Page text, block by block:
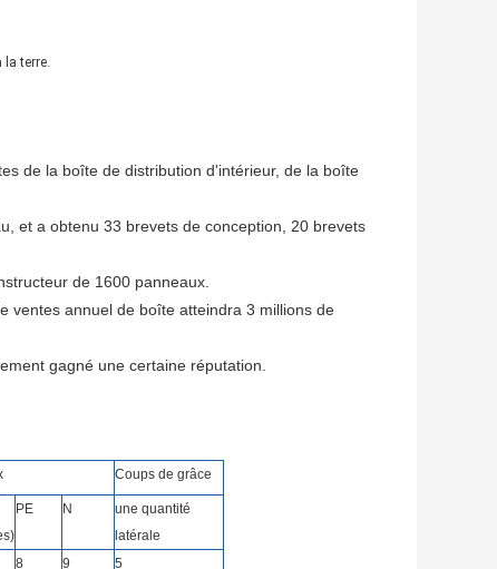
la terre.
de la boîte de distribution d'intérieur, de la boîte
et a obtenu 33 brevets de conception, 20 brevets
de 1600 panneaux.
ventes annuel de boîte atteindra 3 millions de
gagné une certaine réputation.
Coups de grâce
PE N
une quantité
latérale
8 9
5